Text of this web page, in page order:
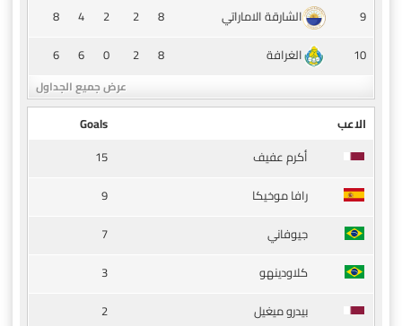
9
الشارقة الاماراتي 8
2
2
4
8
10
الغرافة 8
2
0
6
6
عرض جميع الجداول
الاعب
Goals
أكرم عفيف
15
رافا موخيكا
9
جيوفاني
7
كلاودينهو
3
بيدرو ميغيل
2